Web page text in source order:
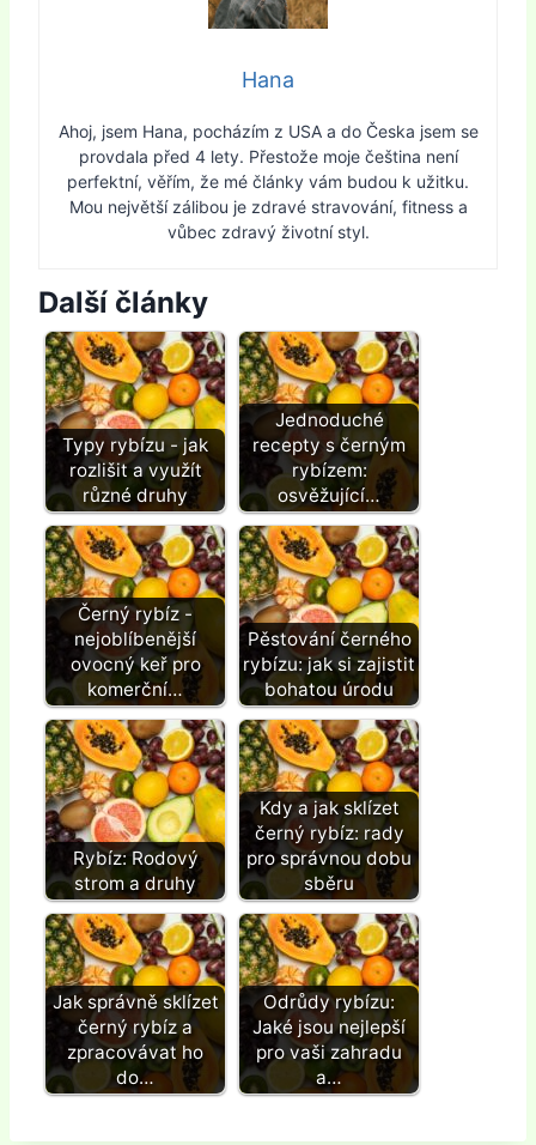
Hana
Ahoj, jsem Hana, pocházím z USA a do Česka jsem se
provdala před 4 lety. Přestože moje čeština není
perfektní, věřím, že mé články vám budou k užitku.
Mou největší zálibou je zdravé stravování, fitness a
vůbec zdravý životní styl.
Další články
Typy rybízu - jak
rozlišit a využít
různé druhy
Jednoduché
recepty s černým
rybízem:
osvěžující…
Černý rybíz -
nejoblíbenější
ovocný keř pro
komerční…
Pěstování černého
rybízu: jak si zajistit
bohatou úrodu
Rybíz: Rodový
strom a druhy
Kdy a jak sklízet
černý rybíz: rady
pro správnou dobu
sběru
Jak správně sklízet
černý rybíz a
zpracovávat ho
do…
Odrůdy rybízu:
Jaké jsou nejlepší
pro vaši zahradu
a…